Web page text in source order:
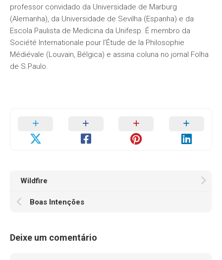
professor convidado da Universidade de Marburg
(Alemanha), da Universidade de Sevilha (Espanha) e da
Escola Paulista de Medicina da Unifesp. É membro da
Société Internationale pour l’Étude de la Philosophie
Médiévale (Louvain, Bélgica) e assina coluna no jornal Folha
de S.Paulo.
Wildfire
Boas Intenções
Deixe um comentário